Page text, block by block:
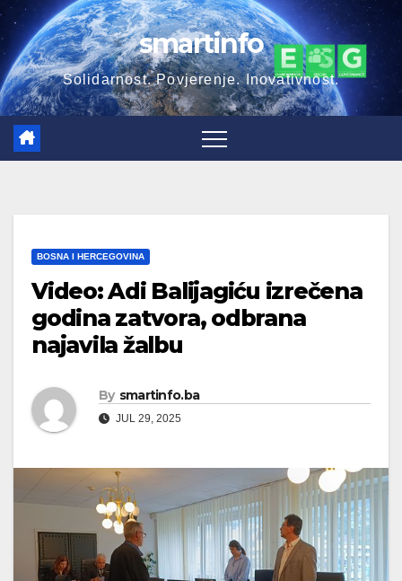
Skip
to
content
smartinfo
Solidarnost. Povjerenje. Inovativnost.
BOSNA I HERCEGOVINA
Video: Adi Balijagiću izrečena
godina zatvora, odbrana
najavila žalbu
By smartinfo.ba
JUL 29, 2025